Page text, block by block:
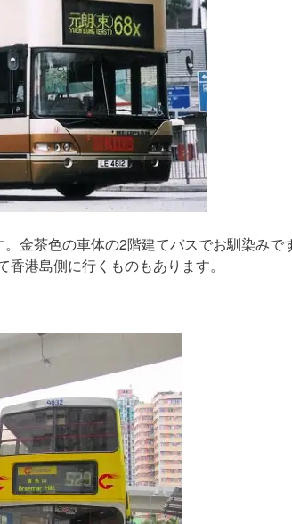
金茶色の車体の2階建てバスでお馴染みで
港島側に行くものもあります。